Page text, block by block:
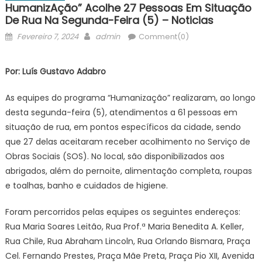
HumanizAção” Acolhe 27 Pessoas Em Situação
De Rua Na Segunda-Feira (5) – Noticias
Posted
Fevereiro 7, 2024 Author
admin Comment(0)
Por: Luís Gustavo Adabro
As equipes do programa “Humanização” realizaram, ao longo
desta segunda-feira (5), atendimentos a 61 pessoas em
situação de rua, em pontos específicos da cidade, sendo
que 27 delas aceitaram receber acolhimento no Serviço de
Obras Sociais (SOS). No local, são disponibilizados aos
abrigados, além do pernoite, alimentação completa, roupas
e toalhas, banho e cuidados de higiene.
Foram percorridos pelas equipes os seguintes endereços:
Rua Maria Soares Leitão, Rua Prof.ª Maria Benedita A. Keller,
Rua Chile, Rua Abraham Lincoln, Rua Orlando Bismara, Praça
Cel. Fernando Prestes, Praça Mãe Preta, Praça Pio XII, Avenida